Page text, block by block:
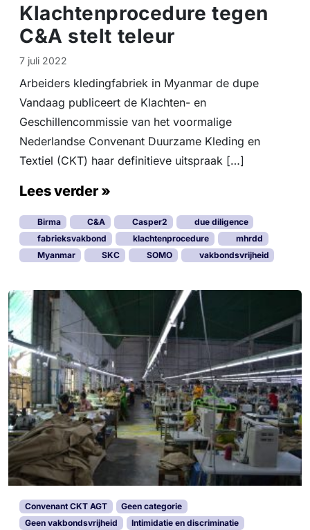
Klachtenprocedure tegen
C&A stelt teleur
7 juli 2022
Arbeiders kledingfabriek in Myanmar de dupe
Vandaag publiceert de Klachten- en
Geschillencommissie van het voormalige
Nederlandse Convenant Duurzame Kleding en
Textiel (CKT) haar definitieve uitspraak […]
Lees verder »
Birma C&A Casper2
due diligence
fabrieksvakbond
klachtenprocedure
mhrdd
Myanmar
SKC SOMO vakbondsvrijheid
Convenant CKT AGT
Geen categorie
Geen vakbondsvrijheid
Intimidatie en discriminatie